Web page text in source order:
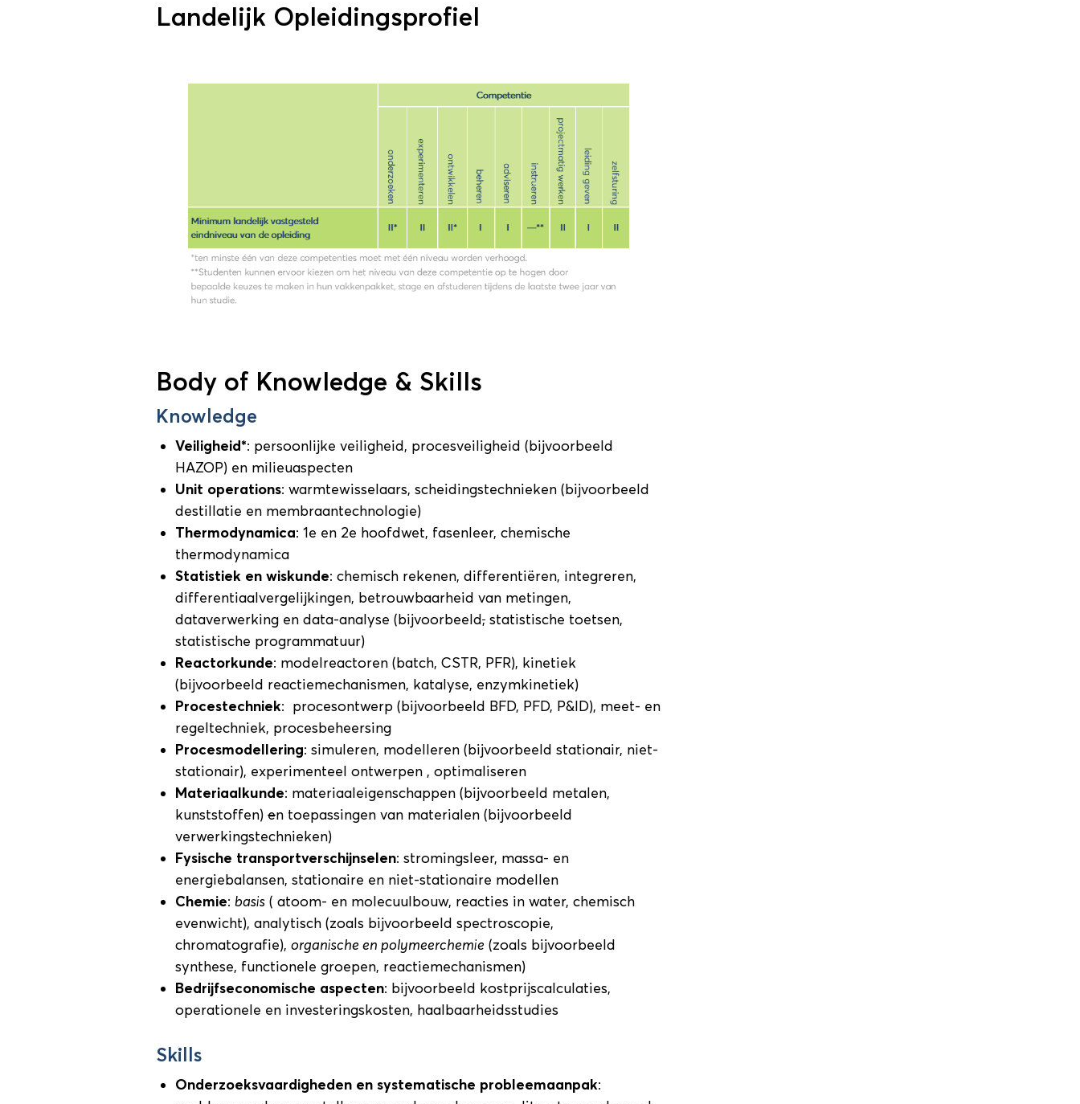
Landelijk Opleidingsprofiel
Body of Knowledge & Skills
Knowledge
Veiligheid*: persoonlijke veiligheid, procesveiligheid (bijvoorbeeld
HAZOP) en milieuaspecten
Unit operations: warmtewisselaars, scheidingstechnieken (bijvoorbeeld
destillatie en membraantechnologie)
Thermodynamica: 1e en 2e hoofdwet, fasenleer, chemische
thermodynamica
Statistiek en wiskunde: chemisch rekenen, differentiëren, integreren,
differentiaalvergelijkingen, betrouwbaarheid van metingen,
dataverwerking en data-analyse (bijvoorbeeld, statistische toetsen,
statistische programmatuur)
Reactorkunde: modelreactoren (batch, CSTR, PFR), kinetiek
(bijvoorbeeld reactiemechanismen, katalyse, enzymkinetiek)
Procestechniek: procesontwerp (bijvoorbeeld BFD, PFD, P&ID), meet- en
regeltechniek, procesbeheersing
Procesmodellering: simuleren, modelleren (bijvoorbeeld stationair, niet-
stationair), experimenteel ontwerpen , optimaliseren
Materiaalkunde: materiaaleigenschappen (bijvoorbeeld metalen,
kunststoffen) en toepassingen van materialen (bijvoorbeeld
verwerkingstechnieken)
Fysische transportverschijnselen: stromingsleer, massa- en
energiebalansen, stationaire en niet-stationaire modellen
Chemie: basis ( atoom- en molecuulbouw, reacties in water, chemisch
evenwicht), analytisch (zoals bijvoorbeeld spectroscopie,
chromatografie), organische en polymeerchemie (zoals bijvoorbeeld
synthese, functionele groepen, reactiemechanismen)
Bedrijfseconomische aspecten: bijvoorbeeld kostprijscalculaties,
operationele en investeringskosten, haalbaarheidsstudies
Skills
Onderzoeksvaardigheden en systematische probleemaanpak: